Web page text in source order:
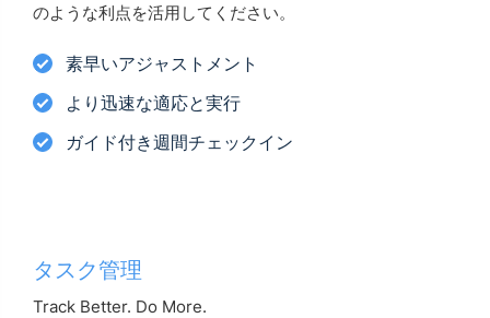
のような利点を活用してください。
素早いアジャストメント
より迅速な適応と実行
ガイド付き週間チェックイン
タスク管理
Track Better. Do More.